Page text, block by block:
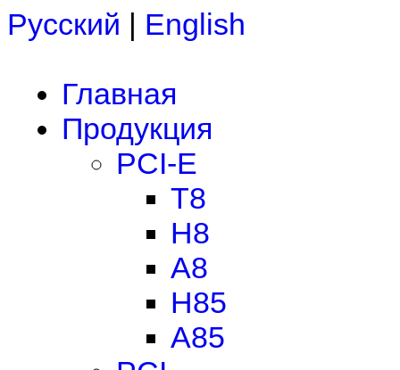
Русский | English
Главная
Продукция
PCI-E
T8
H8
A8
H85
A85